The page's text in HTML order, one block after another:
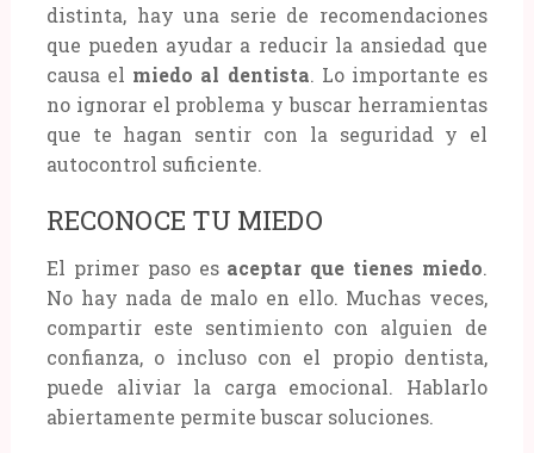
distinta, hay una serie de recomendaciones
que pueden ayudar a reducir la ansiedad que
causa el miedo al dentista. Lo importante es
no ignorar el problema y buscar herramientas
que te hagan sentir con la seguridad y el
autocontrol suficiente.
RECONOCE TU MIEDO
El primer paso es aceptar que tienes miedo.
No hay nada de malo en ello. Muchas veces,
compartir este sentimiento con alguien de
confianza, o incluso con el propio dentista,
puede aliviar la carga emocional. Hablarlo
abiertamente permite buscar soluciones.